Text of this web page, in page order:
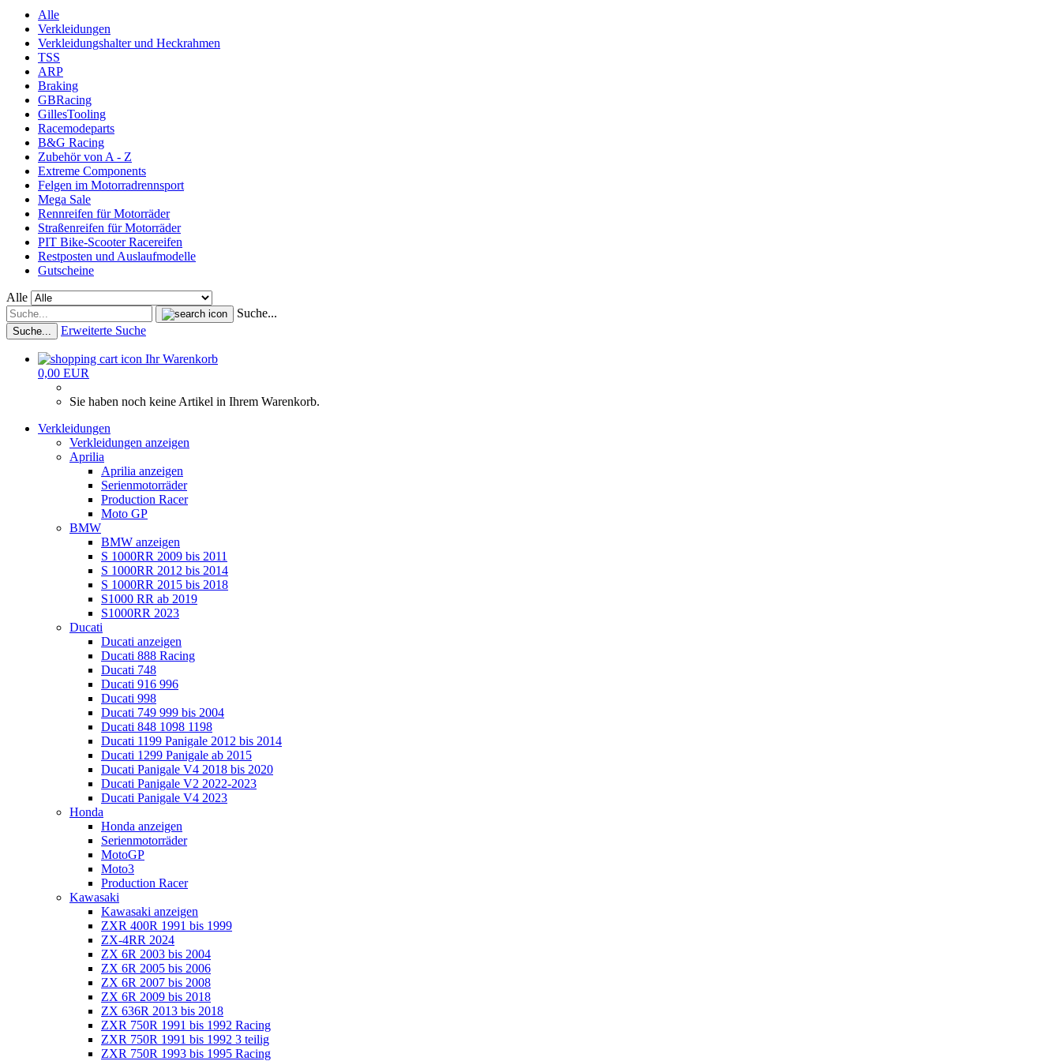
Alle
Verkleidungen
Verkleidungshalter und Heckrahmen
TSS
ARP
Braking
GBRacing
GillesTooling
Racemodeparts
B&G Racing
Zubehör von A - Z
Extreme Components
Felgen im Motorradrennsport
Mega Sale
Rennreifen für Motorräder
Straßenreifen für Motorräder
PIT Bike-Scooter Racereifen
Restposten und Auslaufmodelle
Gutscheine
Alle
Suche...
Suche... Erweiterte Suche
Ihr Warenkorb
0,00 EUR
Sie haben noch keine Artikel in Ihrem Warenkorb.
Verkleidungen
Verkleidungen anzeigen
Aprilia
Aprilia anzeigen
Serienmotorräder
Production Racer
Moto GP
BMW
BMW anzeigen
S 1000RR 2009 bis 2011
S 1000RR 2012 bis 2014
S 1000RR 2015 bis 2018
S1000 RR ab 2019
S1000RR 2023
Ducati
Ducati anzeigen
Ducati 888 Racing
Ducati 748
Ducati 916 996
Ducati 998
Ducati 749 999 bis 2004
Ducati 848 1098 1198
Ducati 1199 Panigale 2012 bis 2014
Ducati 1299 Panigale ab 2015
Ducati Panigale V4 2018 bis 2020
Ducati Panigale V2 2022-2023
Ducati Panigale V4 2023
Honda
Honda anzeigen
Serienmotorräder
MotoGP
Moto3
Production Racer
Kawasaki
Kawasaki anzeigen
ZXR 400R 1991 bis 1999
ZX-4RR 2024
ZX 6R 2003 bis 2004
ZX 6R 2005 bis 2006
ZX 6R 2007 bis 2008
ZX 6R 2009 bis 2018
ZX 636R 2013 bis 2018
ZXR 750R 1991 bis 1992 Racing
ZXR 750R 1991 bis 1992 3 teilig
ZXR 750R 1993 bis 1995 Racing